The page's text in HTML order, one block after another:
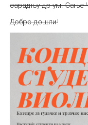
сарадњу др ум. Сањe
Добро дошли!